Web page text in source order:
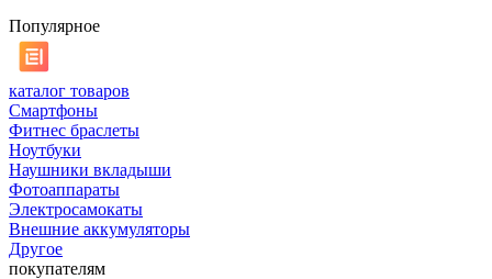
Популярное
каталог товаров
Смартфоны
Фитнес браслеты
Ноутбуки
Наушники вкладыши
Фотоаппараты
Электросамокаты
Внешние аккумуляторы
Другое
покупателям